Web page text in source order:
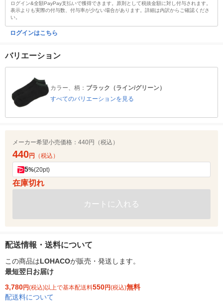
ログイン&全額PayPay支払いで獲得できます。原則として税抜金額に対し付与されます。
表示よりも実際の付与数、付与率が少ない場合があります。詳細は内訳からご確認くださ
い。
ログインはこちら
バリエーション
カラー、柄： ブラック（ライン/グリーン）
すべてのバリエーションを見る
メーカー希望小売価格： 440円（税込）
440円 （税込）
5%(20pt)
在庫切れ
カートに入れる
配送情報・送料について
この商品はLOHACOが販売・発送します。
最短翌日お届け
3,780円(税込)以上で基本配送料550円(税込)無料
配送料について